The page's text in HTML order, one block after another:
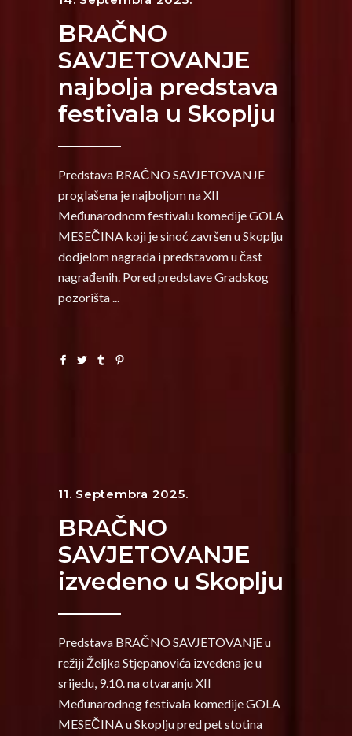
BRAČNO
SAVJETOVANJE
najbolja predstava
festivala u Skoplju
Predstava BRAČNO SAVJETOVANJE
proglašena je najboljom na XII
Međunarodnom festivalu komedije GOLA
MESEČINA koji je sinoć završen u Skoplju
dodjelom nagrada i predstavom u čast
nagrađenih. Pored predstave Gradskog
pozorišta
11. Septembra 2025.
BRAČNO
SAVJETOVANJE
izvedeno u Skoplju
Predstava BRAČNO SAVJETOVANjE u
režiji Željka Stjepanovića izvedena je u
srijedu, 9.10. na otvaranju XII
Međunarodnog festivala komedije GOLA
MESEČINA u Skoplju pred pet stotina